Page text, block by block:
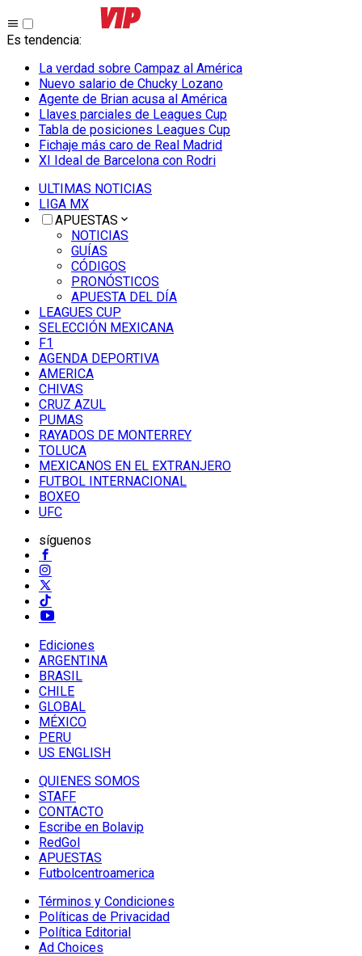
Es tendencia:
La verdad sobre Campaz al América
Nuevo salario de Chucky Lozano
Agente de Brian acusa al América
Llaves parciales de Leagues Cup
Tabla de posiciones Leagues Cup
Fichaje más caro de Real Madrid
XI Ideal de Barcelona con Rodri
ULTIMAS NOTICIAS
LIGA MX
APUESTAS
NOTICIAS
GUÍAS
CÓDIGOS
PRONÓSTICOS
APUESTA DEL DÍA
LEAGUES CUP
SELECCIÓN MEXICANA
F1
AGENDA DEPORTIVA
AMERICA
CHIVAS
CRUZ AZUL
PUMAS
RAYADOS DE MONTERREY
TOLUCA
MEXICANOS EN EL EXTRANJERO
FUTBOL INTERNACIONAL
BOXEO
UFC
síguenos
Ediciones
ARGENTINA
BRASIL
CHILE
GLOBAL
MÉXICO
PERU
US ENGLISH
QUIENES SOMOS
STAFF
CONTACTO
Escribe en Bolavip
RedGol
APUESTAS
Futbolcentroamerica
Términos y Condiciones
Políticas de Privacidad
Política Editorial
Ad Choices